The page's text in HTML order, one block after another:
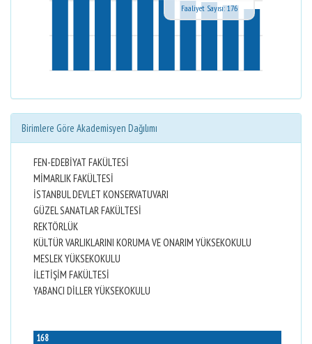
Faaliyet Sayısı: 176
Birimlere Göre Akademisyen Dağılımı
FEN-EDEBİYAT FAKÜLTESİ
MİMARLIK FAKÜLTESİ
İSTANBUL DEVLET KONSERVATUVARI
GÜZEL SANATLAR FAKÜLTESİ
REKTÖRLÜK
KÜLTÜR VARLIKLARINI KORUMA VE ONARIM YÜKSEKOKULU
MESLEK YÜKSEKOKULU
İLETİŞİM FAKÜLTESİ
YABANCI DİLLER YÜKSEKOKULU
168